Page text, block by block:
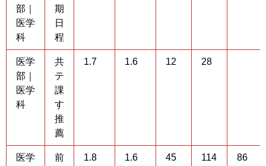
部｜
医学
科
期
日
程
医学
部｜
医学
科
共
テ
課
す
推
薦
1.7 1.6 12 28
医学
前
1.8 1.6 45 114 86